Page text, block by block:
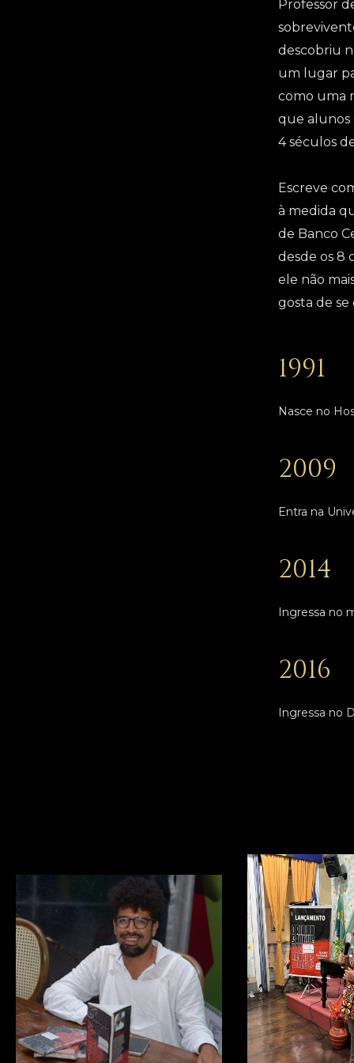
Professor
descobriu
um lugar
como uma
que alunos
4 séculos
Escreve
à medida
de Banco
desde os 8
ele não
gosta de se
1991
Nasce no
2009
Entra na
2014
Ingressa no
2016
Ingressa no